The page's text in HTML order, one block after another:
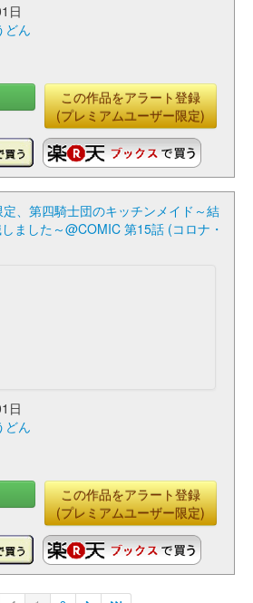
日
どん
この作品をアラート登録
(プレミアムユーザー限定)
定、第四騎士団のキッチンメイド～結
ました～@COMIC 第15話 (コロナ・
日
どん
この作品をアラート登録
(プレミアムユーザー限定)